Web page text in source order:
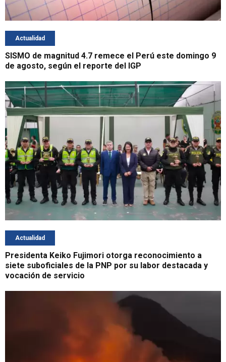
Actualidad
SISMO de magnitud 4.7 remece el Perú este domingo 9
de agosto, según el reporte del IGP
Actualidad
Presidenta Keiko Fujimori otorga reconocimiento a
siete suboficiales de la PNP por su labor destacada y
vocación de servicio